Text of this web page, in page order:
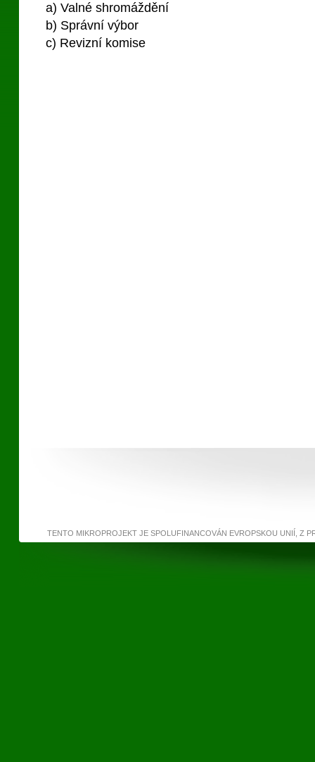
a) Valné shromáždění
b) Správní výbor
c) Revizní komise
TENTO MIKROPROJEKT JE SPOLUFINANCOVÁN EVROPSKOU UNIÍ, Z